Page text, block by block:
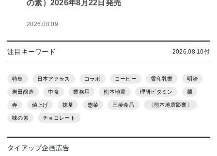
の素）2026年8月22日発売
2026.08.09
注目キーワード 2026.08.10付
特集 日本アクセス コラボ コーヒー 雪印乳業 明治
岩田醸造 中食 業務用 熊本地震 理研ビタミン 麺
春 値上げ 抹茶 惣菜 三菱食品 〔熊本地震影響〕
味の素 チョコレート
タイアップ企画広告